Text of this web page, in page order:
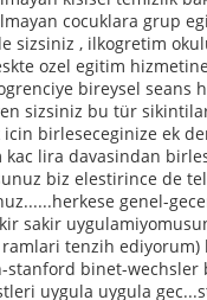
cocuklara grup
sizsiniz , ilkogretim
ozel egitim
bireysel seans
sizsiniz bu tür
icin birleseceginize ek
kac lira davasindan
biz elestirince de
genel-
sakir
tenzih ediyorum)
stanford binet-wechsler
uygula uygula